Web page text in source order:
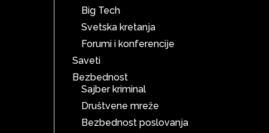
Big Tech
Svetska kretanja
Forumi i konferencije
Saveti
Bezbednost
Sajber kriminal
Društvene mreže
Bezbednost poslovanja